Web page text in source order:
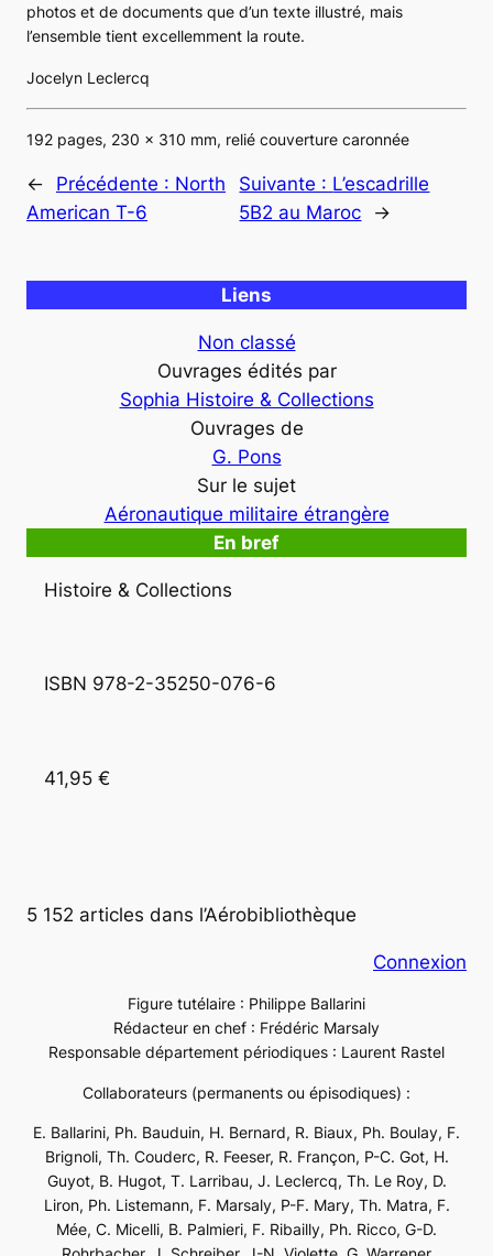
photos et de documents que d’un texte illustré, mais
l’ensemble tient excellemment la route.
Jocelyn Leclercq
192 pages, 230 x 310 mm, relié couverture caronnée
← Précédente : North
American T-6
Suivante : L’escadrille
5B2 au Maroc
→
Liens
Non classé
Ouvrages édités par
Sophia Histoire & Collections
Ouvrages de
G. Pons
Sur le sujet
Aéronautique militaire étrangère
En bref
Histoire & Collections
ISBN 978-2-35250-076-6
41,95 €
5 152 articles dans l’Aérobibliothèque
Connexion
Figure tutélaire : Philippe Ballarini
Rédacteur en chef : Frédéric Marsaly
Responsable département périodiques : Laurent Rastel
Collaborateurs (permanents ou épisodiques) :
E. Ballarini, Ph. Bauduin, H. Bernard, R. Biaux, Ph. Boulay, F.
Brignoli, Th. Couderc, R. Feeser, R. Françon, P-C. Got, H.
Guyot, B. Hugot, T. Larribau, J. Leclercq, Th. Le Roy, D.
Liron, Ph. Listemann, F. Marsaly, P-F. Mary, Th. Matra, F.
Mée, C. Micelli, B. Palmieri, F. Ribailly, Ph. Ricco, G-D.